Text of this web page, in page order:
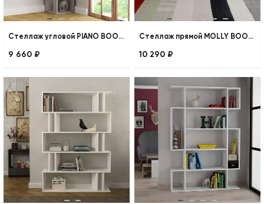
Стеллаж угловой PIANO BOOKCASE
9 660 ₽
Стеллаж прямой MOLLY BOOKCASE NO.1
10 290 ₽